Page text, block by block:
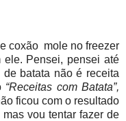
coxão mole no freezer
Pensei, pensei até
batata não é receita
“Receitas com Batata”,
ficou com o resultado
vou tentar fazer de